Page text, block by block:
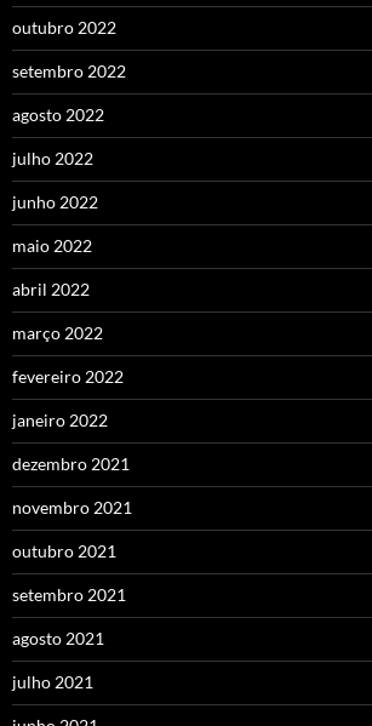
outubro 2022
setembro 2022
agosto 2022
julho 2022
junho 2022
maio 2022
abril 2022
março 2022
fevereiro 2022
janeiro 2022
dezembro 2021
novembro 2021
outubro 2021
setembro 2021
agosto 2021
julho 2021